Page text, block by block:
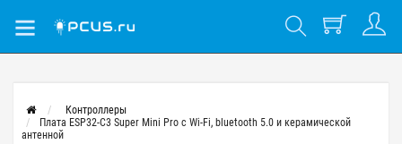
Контроллеры
Плата ESP32-C3 Super Mini Pro с Wi-Fi, bluetooth 5.0 и керамической
антенной